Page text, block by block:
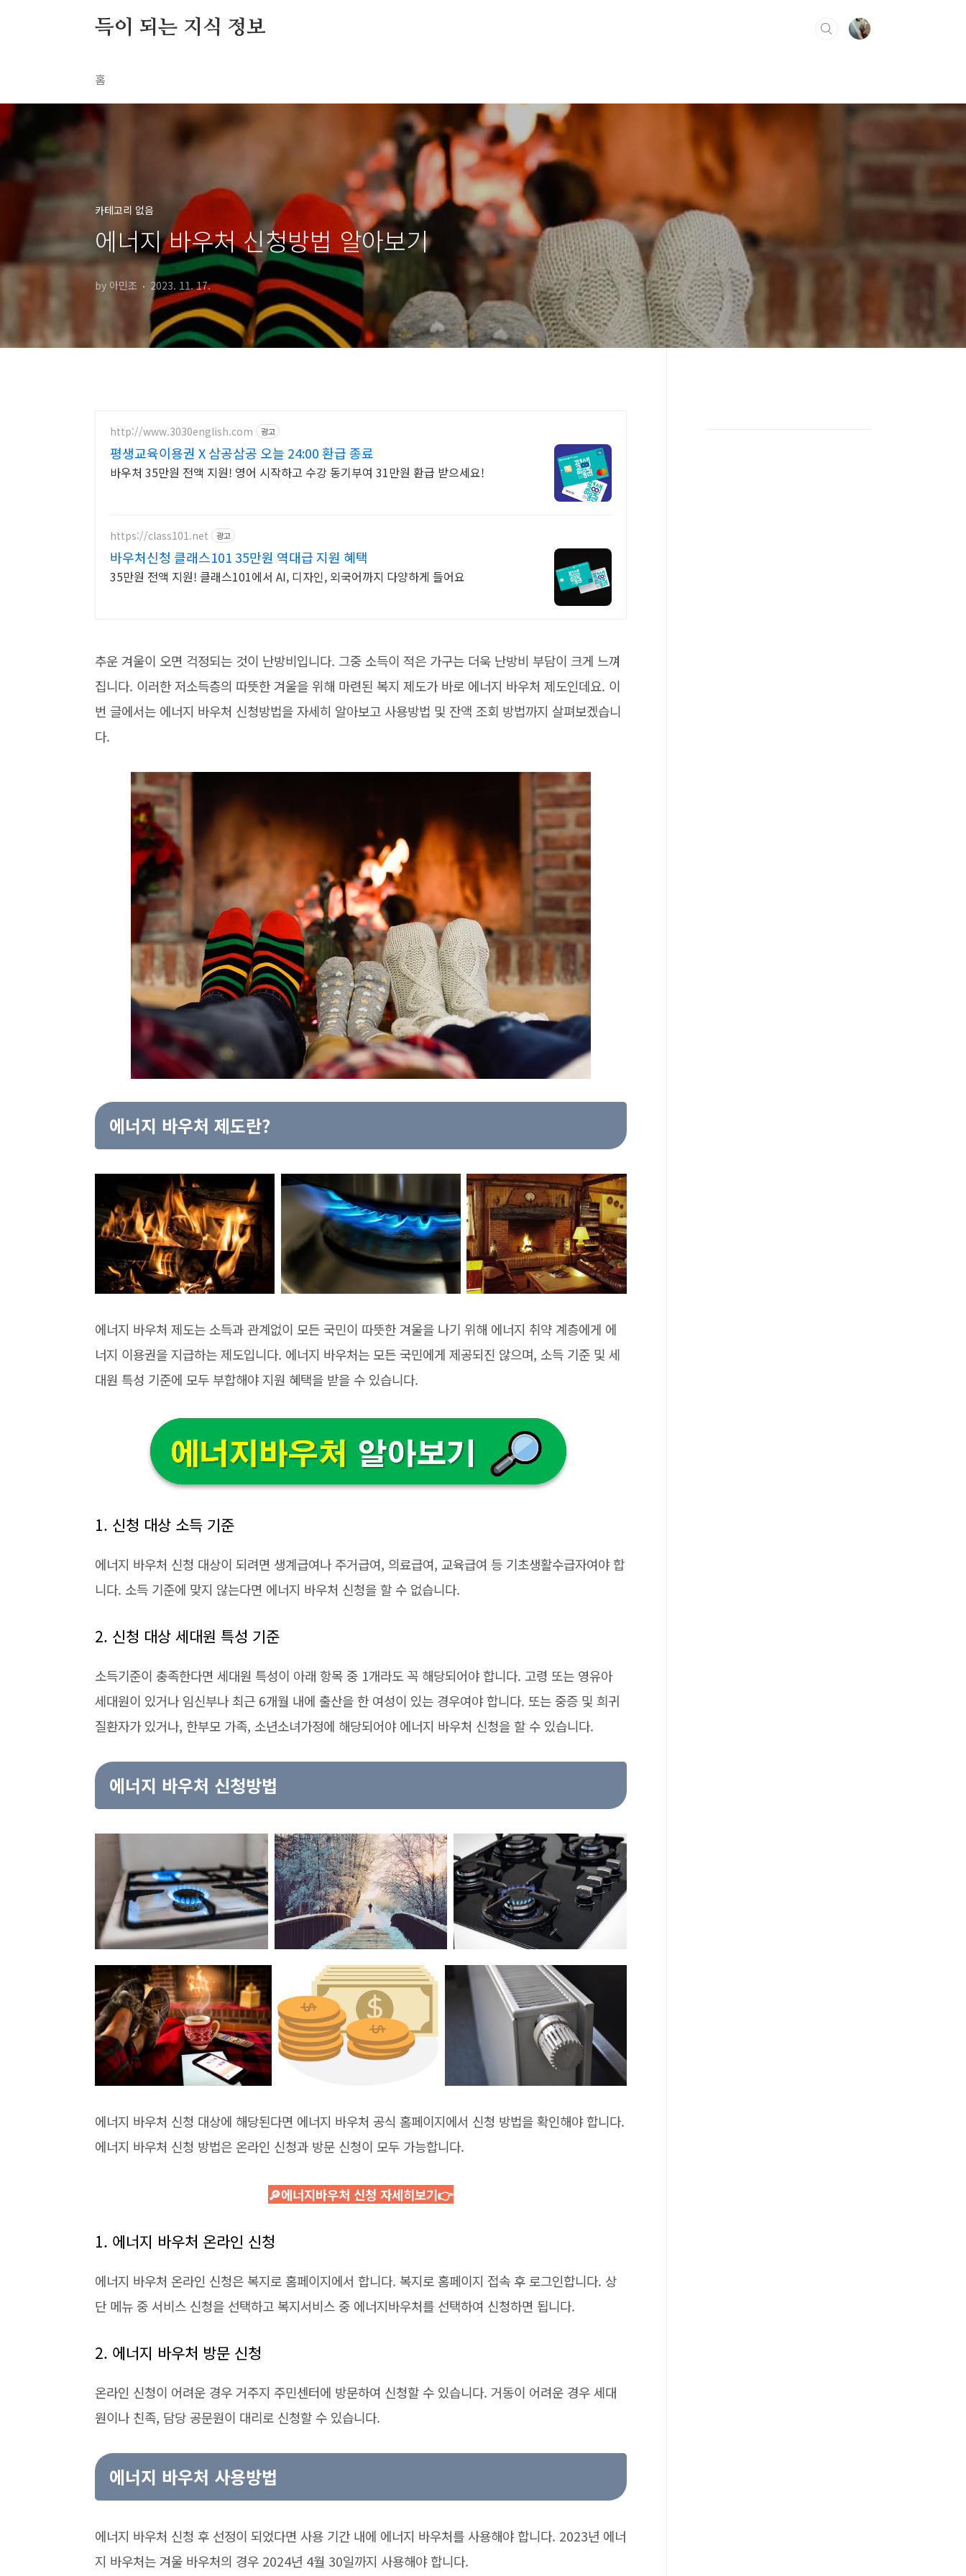
득이 되는 지식 정보
홈
카테고리 없음
에너지 바우처 신청방법 알아보기
by 아민조 2023. 11. 17.
http://www.3030english.com 광고
평생교육이용권 X 삼공삼공 오늘 24:00 환급 종료
바우처 35만원 전액 지원! 영어 시작하고 수강 동기부여 31만원 환급 받으세요!
https://class101.net 광고
바우처신청 클래스101 35만원 역대급 지원 혜택
35만원 전액 지원! 클래스101에서 AI, 디자인, 외국어까지 다양하게 들어요
추운 겨울이 오면 걱정되는 것이 난방비입니다. 그중 소득이 적은 가구는 더욱 난방비 부담이 크게 느껴
집니다. 이러한 저소득층의 따뜻한 겨울을 위해 마련된 복지 제도가 바로 에너지 바우처 제도인데요. 이
번 글에서는 에너지 바우처 신청방법을 자세히 알아보고 사용방법 및 잔액 조회 방법까지 살펴보겠습니
다.
에너지 바우처 제도란?
에너지 바우처 제도는 소득과 관계없이 모든 국민이 따뜻한 겨울을 나기 위해 에너지 취약 계층에게 에
너지 이용권을 지급하는 제도입니다. 에너지 바우처는 모든 국민에게 제공되진 않으며, 소득 기준 및 세
대원 특성 기준에 모두 부합해야 지원 혜택을 받을 수 있습니다.
1. 신청 대상 소득 기준
에너지 바우처 신청 대상이 되려면 생계급여나 주거급여, 의료급여, 교육급여 등 기초생활수급자여야 합
니다. 소득 기준에 맞지 않는다면 에너지 바우처 신청을 할 수 없습니다.
2. 신청 대상 세대원 특성 기준
소득기준이 충족한다면 세대원 특성이 아래 항목 중 1개라도 꼭 해당되어야 합니다. 고령 또는 영유아
세대원이 있거나 임신부나 최근 6개월 내에 출산을 한 여성이 있는 경우여야 합니다. 또는 중증 및 희귀
질환자가 있거나, 한부모 가족, 소년소녀가정에 해당되어야 에너지 바우처 신청을 할 수 있습니다.
에너지 바우처 신청방법
에너지 바우처 신청 대상에 해당된다면 에너지 바우처 공식 홈페이지에서 신청 방법을 확인해야 합니다.
에너지 바우처 신청 방법은 온라인 신청과 방문 신청이 모두 가능합니다.
🔎에너지바우처 신청 자세히보기👉
1. 에너지 바우처 온라인 신청
에너지 바우처 온라인 신청은 복지로 홈페이지에서 합니다. 복지로 홈페이지 접속 후 로그인합니다. 상
단 메뉴 중 서비스 신청을 선택하고 복지서비스 중 에너지바우처를 선택하여 신청하면 됩니다.
2. 에너지 바우처 방문 신청
온라인 신청이 어려운 경우 거주지 주민센터에 방문하여 신청할 수 있습니다. 거동이 어려운 경우 세대
원이나 친족, 담당 공문원이 대리로 신청할 수 있습니다.
에너지 바우처 사용방법
에너지 바우처 신청 후 선정이 되었다면 사용 기간 내에 에너지 바우처를 사용해야 합니다. 2023년 에너
지 바우처는 겨울 바우처의 경우 2024년 4월 30일까지 사용해야 합니다.